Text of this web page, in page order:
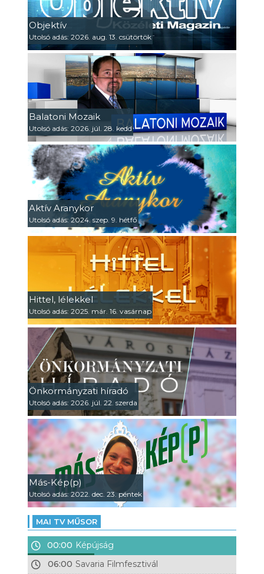
Objektív
Utolsó adás: 2026. aug. 13. csütörtök
Balatoni Mozaik
Utolsó adás: 2026. júl. 28. kedd
Aktív Aranykor
Utolsó adás: 2024. szep. 9. hétfő
Hittel, lélekkel
Utolsó adás: 2025. már. 16. vasárnap
Önkormányzati híradó
Utolsó adás: 2026. júl. 22. szerda
Más-Kép(p)
Utolsó adás: 2022. dec. 23. péntek
MAI TV MŰSOR
00:00 Képújság
06:00 Savaria Filmfesztivál